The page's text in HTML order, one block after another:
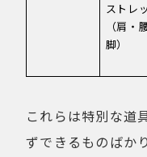
ストレ
（肩・
脚）
これらは特別な道
ずできるものばか